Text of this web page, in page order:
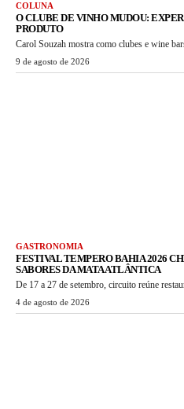
COLUNA
O CLUBE DE VINHO MUDOU:
PRODUTO
Carol Souzah mostra como clubes e wine
9 de agosto de 2026
GASTRONOMIA
FESTIVAL TEMPERO BAHIA 2026
SABORES DA MATA ATLÂNTICA
De 17 a 27 de setembro, circuito reúne
4 de agosto de 2026